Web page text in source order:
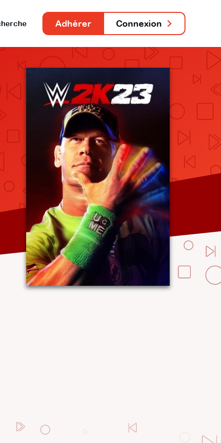
Adhérer Connexion